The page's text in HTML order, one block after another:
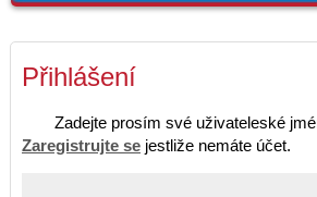
Přihlášení
Zadejte prosím své uživateleské
Zaregistrujte se jestliže nemáte účet.